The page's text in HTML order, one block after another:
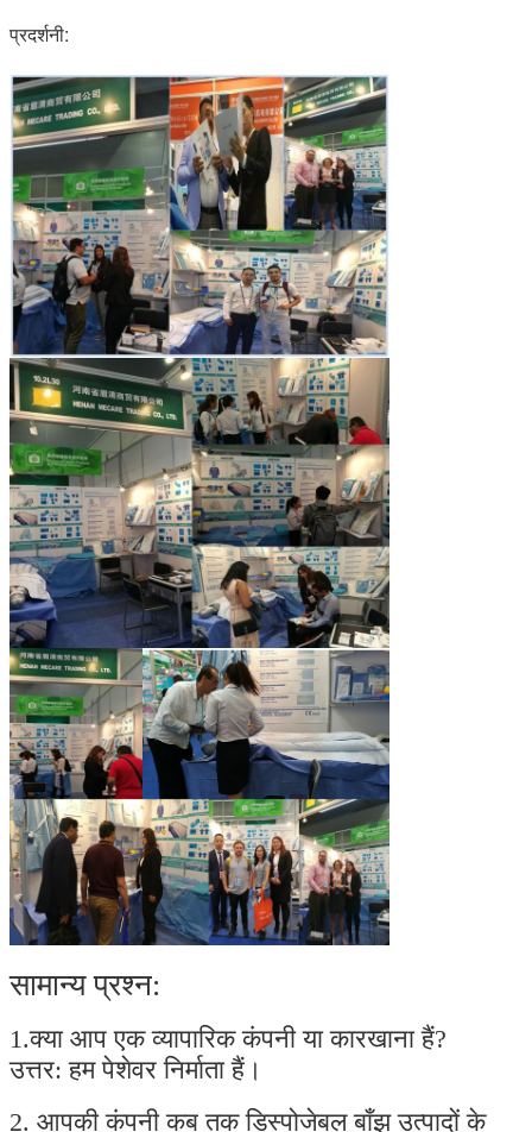
प्रदर्शनी:
सामान्य प्रश्न:
1.क्या आप एक व्यापारिक कंपनी या कारखाना हैं?
उत्तर: हम पेशेवर निर्माता हैं।
2. आपकी कंपनी कब तक डिस्पोजेबल बाँझ उत्पादों के